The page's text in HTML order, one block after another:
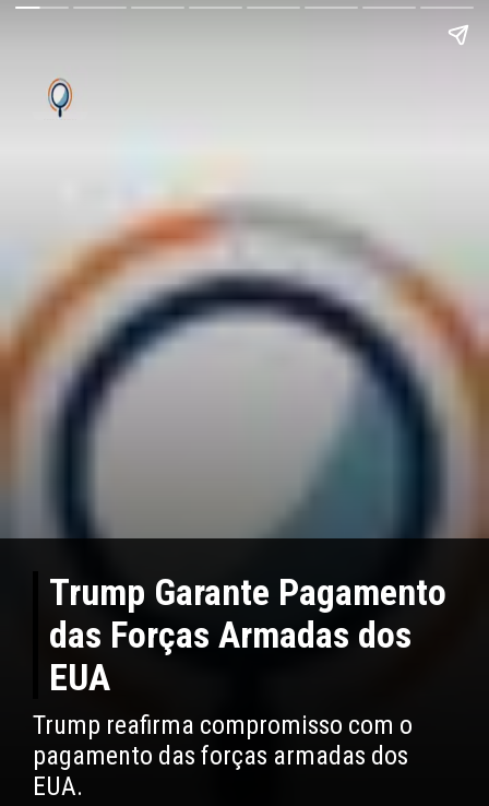
Trump Garante Pagamento
das Forças Armadas dos
EUA
Trump reafirma compromisso com o
pagamento das forças armadas dos
EUA.